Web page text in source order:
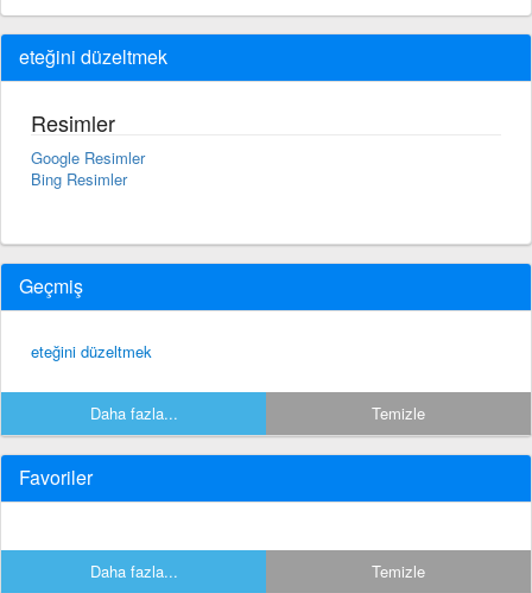
eteğini düzeltmek
Resimler
Google Resimler
Bing Resimler
Geçmiş
eteğini düzeltmek
Daha fazla... Temizle
Favoriler
Daha fazla... Temizle